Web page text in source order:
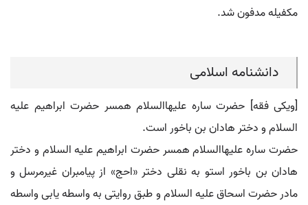
مکفیله مدفون شد.
دانشنامه اسلامی
[ویکی فقه] حضرت ساره علیهاالسلام همسر حضرت ابراهیم علیه
السلام و دختر هادان بن باخور است.
حضرت ساره علیهاالسلام همسر حضرت ابراهیم علیه السلام و دختر
هادان بن باخور استو به نقلی دختر «احج» از پیامبران غیرمرسل و
مادر حضرت اسحاق علیه السلام و طبق روایتی به واسطه یابی واسطه